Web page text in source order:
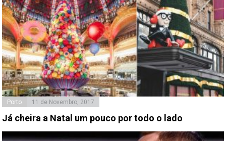
Porto 11 de Novembro, 2017
Já cheira a Natal um pouco por todo o lado